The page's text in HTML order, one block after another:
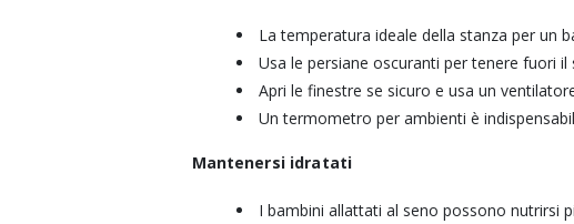
La temperatura ideale della stanza per un
Usa le persiane oscuranti per tenere fuori
Apri le finestre se sicuro e usa un
Un termometro per ambienti è
Mantenersi idratati
I bambini allattati al seno possono nutrirsi